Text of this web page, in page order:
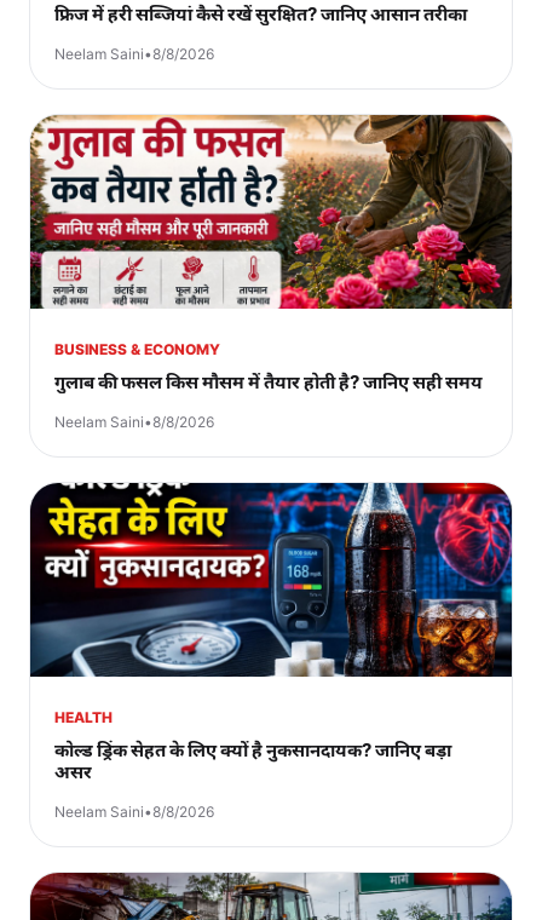
फ्रिज में हरी सब्जियां कैसे रखें सुरक्षित? जानिए आसान तरीका
Neelam Saini•8/8/2026
BUSINESS & ECONOMY
गुलाब की फसल किस मौसम में तैयार होती है? जानिए सही समय
Neelam Saini•8/8/2026
HEALTH
कोल्ड ड्रिंक सेहत के लिए क्यों है नुकसानदायक? जानिए बड़ा
असर
Neelam Saini•8/8/2026